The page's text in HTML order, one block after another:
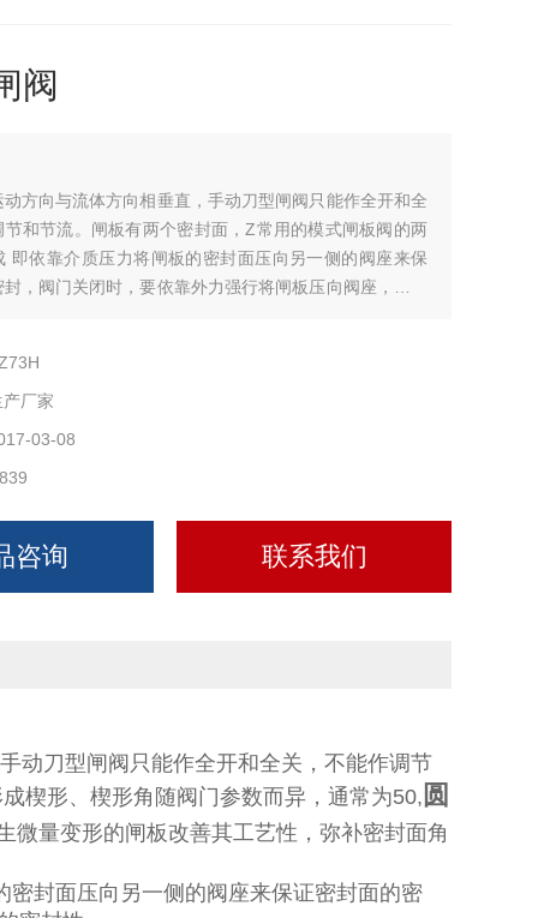
阀
动方向与流体方向相垂直，手动刀型闸阀只能作全开和全
节和节流。闸板有两个密封面，Z常用的模式闸板阀的两
即依靠介质压力将闸板的密封面压向另一侧的阀座来保
，阀门关闭时，要依靠外力强行将闸板压向阀座，以保
产厂家
03-08
咨询 联系我们
动刀型闸阀只能作全开和全关，不能作调节
楔形、楔形角随阀门参数而异，通常为50, 圆
微量变形的闸板改善其工艺性，弥补密封面角
封面压向另一侧的阀座来保证密封面的密